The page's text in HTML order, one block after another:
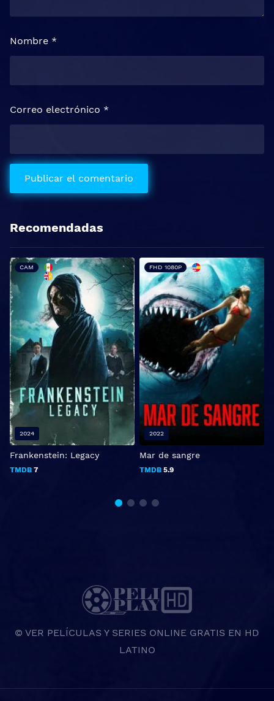
Nombre *
Correo electrónico *
Recomendadas
Frankenstein: Legacy
TMDB 7
CAM
2024
Mar de sangre
TMDB 5.9
FHD 1080P
2022
© VER PELÍCULAS Y SERIES ONLINE GRATIS EN HD
LATINO